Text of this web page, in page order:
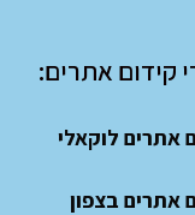
קידום אתרים:
אתרים לוקאלי
אתרים בצפון